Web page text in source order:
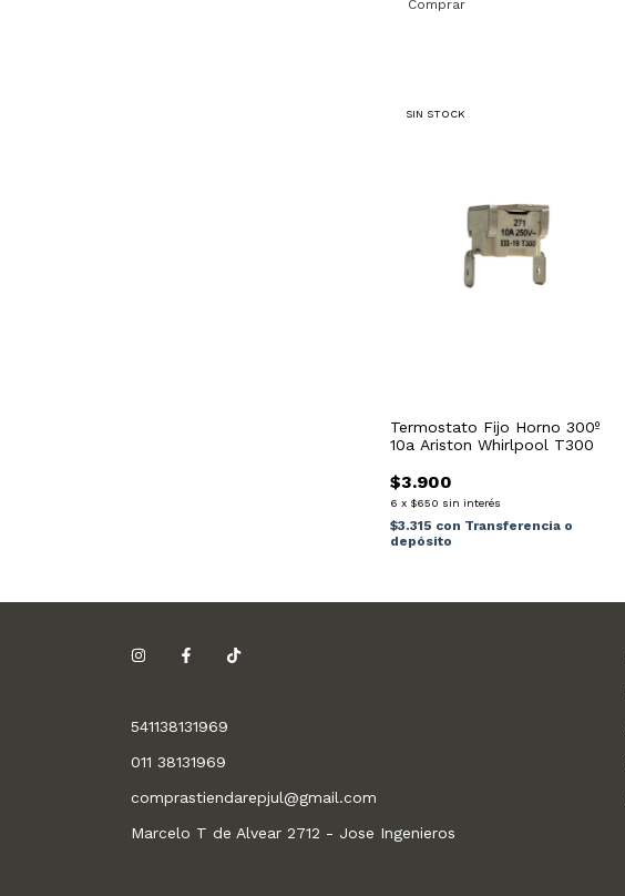
SIN STOCK
Termostato Fijo Horno 300º
10a Ariston Whirlpool T300
$3.900
6 x $650 sin interés
$3.315 con Transferencia o
depósito
541138131969
011 38131969
comprastiendarepjul@gmail.com
Marcelo T de Alvear 2712 - Jose Ingenieros